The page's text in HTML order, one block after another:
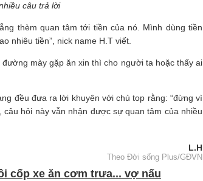
câu trả lời
thèm quan tâm tới tiền của nó. Mình dùng tiền
nhiêu tiền”, nick name H.T viết.
mày gặp ăn xin thì cho người ta hoặc thấy ai
đều đưa ra lời khuyên với chủ top rằng: “đừng vì
hỏi này vẫn nhận được sự quan tâm của nhiều
L.H
Theo Đời sống Plus/GĐVN
cốp xe ăn cơm trưa... vợ nấu